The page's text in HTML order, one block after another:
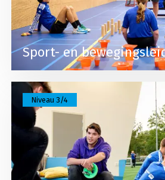
Sport- en
Niveau 3/4
Lees meer over Pedagogisch